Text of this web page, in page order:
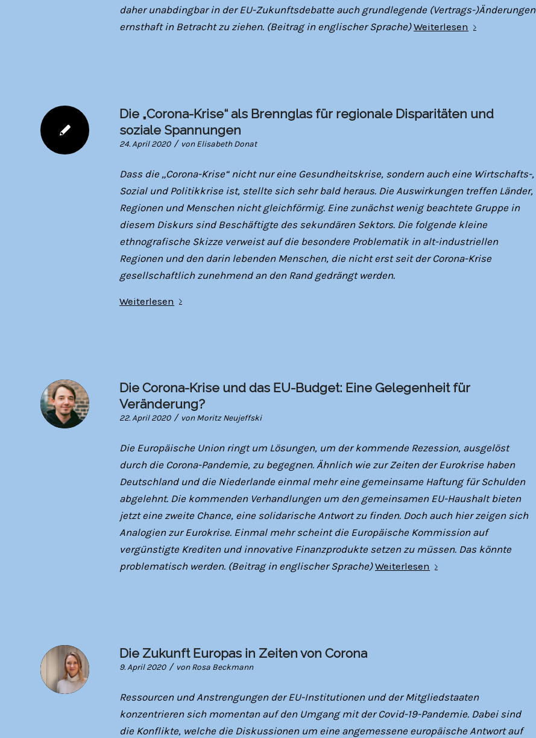
daher unabdingbar in der EU-Zukunftsdebatte auch grundlegende (Vertrags-)Änderungen
ernsthaft in Betracht zu ziehen. (Beitrag in englischer Sprache) Weiterlesen
Die „Corona-Krise“ als Brennglas für regionale Disparitäten und
soziale Spannungen
24. April 2020 / vonElisabeth Donat
Dass die „Corona-Krise“ nicht nur eine Gesundheitskrise, sondern auch eine Wirtschafts-,
Sozial und Politikkrise ist, stellte sich sehr bald heraus. Die Auswirkungen treffen Länder,
Regionen und Menschen nicht gleichförmig. Eine zunächst wenig beachtete Gruppe in
diesem Diskurs sind Beschäftigte des sekundären Sektors. Die folgende kleine
ethnografische Skizze verweist auf die besondere Problematik in alt-industriellen
Regionen und den darin lebenden Menschen, die nicht erst seit der Corona-Krise
gesellschaftlich zunehmend an den Rand gedrängt werden.
Weiterlesen
Die Corona-Krise und das EU-Budget: Eine Gelegenheit für
Veränderung?
22. April 2020 / vonMoritz Neujeffski
Die Europäische Union ringt um Lösungen, um der kommende Rezession, ausgelöst
durch die Corona-Pandemie, zu begegnen. Ähnlich wie zur Zeiten der Eurokrise haben
Deutschland und die Niederlande einmal mehr eine gemeinsame Haftung für Schulden
abgelehnt. Die kommenden Verhandlungen um den gemeinsamen EU-Haushalt bieten
jetzt eine zweite Chance, eine solidarische Antwort zu finden. Doch auch hier zeigen sich
Analogien zur Eurokrise. Einmal mehr scheint die Europäische Kommission auf
vergünstigte Krediten und innovative Finanzprodukte setzen zu müssen. Das könnte
problematisch werden. (Beitrag in englischer Sprache) Weiterlesen
Die Zukunft Europas in Zeiten von Corona
9. April 2020 / vonRosa Beckmann
Ressourcen und Anstrengungen der EU-Institutionen und der Mitgliedstaaten
konzentrieren sich momentan auf den Umgang mit der Covid-19-Pandemie. Dabei sind
die Konflikte, welche die Diskussionen um eine angemessene europäische Antwort auf